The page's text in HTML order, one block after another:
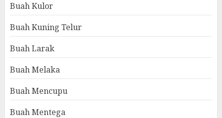
Buah Kulor
Buah Kuning Telur
Buah Larak
Buah Melaka
Buah Mencupu
Buah Mentega